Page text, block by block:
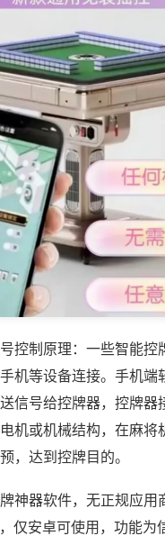
控制原理：一些智能控
机等设备连接。手机端
信号给控牌器，控牌器
机或机械结构，在麻将
，达到控牌目的。
神器软件，无正规应用
仅安卓可使用，功能为